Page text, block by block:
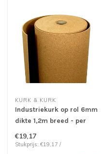
KURK & KURK
Industriekurk op rol 6mm
dikte 1,2m breed - per
meter
€19,17
Stukprijs: €19,17 /